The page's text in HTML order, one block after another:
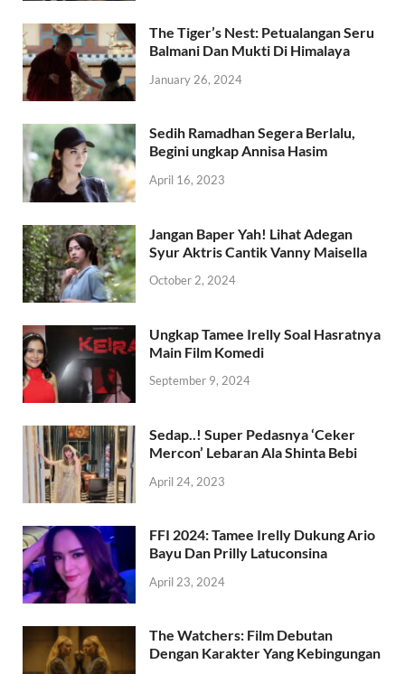
The Tiger’s Nest: Petualangan Seru
Balmani Dan Mukti Di Himalaya
January 26, 2024
Sedih Ramadhan Segera Berlalu,
Begini ungkap Annisa Hasim
April 16, 2023
Jangan Baper Yah! Lihat Adegan
Syur Aktris Cantik Vanny Maisella
October 2, 2024
Ungkap Tamee Irelly Soal Hasratnya
Main Film Komedi
September 9, 2024
Sedap..! Super Pedasnya ‘Ceker
Mercon’ Lebaran Ala Shinta Bebi
April 24, 2023
FFI 2024: Tamee Irelly Dukung Ario
Bayu Dan Prilly Latuconsina
April 23, 2024
The Watchers: Film Debutan
Dengan Karakter Yang Kebingungan